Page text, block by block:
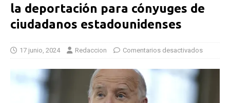
la deportación para cónyuges de
ciudadanos estadounidenses
17 junio, 2024 Redaccion Comentarios desactivados